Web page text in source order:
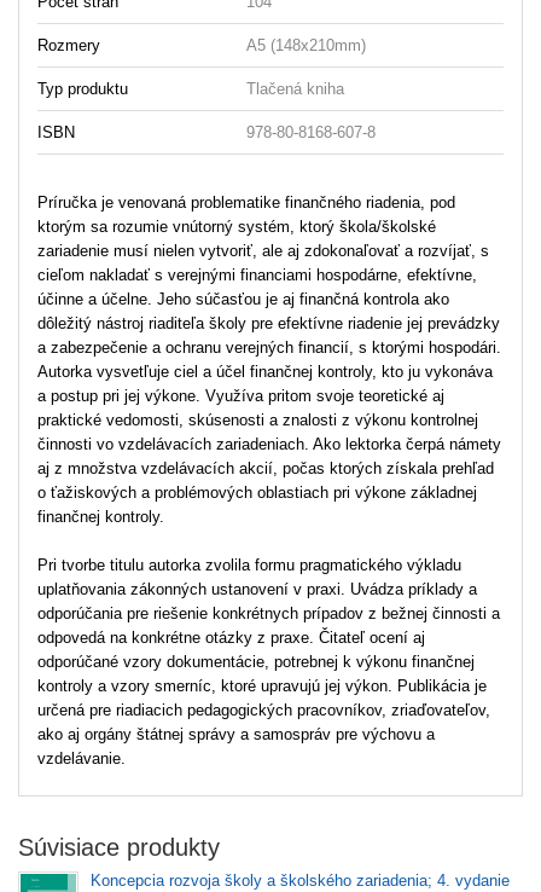
Rozmery A5 (148x210mm)
Typ produktu Tlačená kniha
ISBN 978-80-8168-607-8
Príručka je venovaná problematike finančného riadenia, pod
ktorým sa rozumie vnútorný systém, ktorý škola/školské
zariadenie musí nielen vytvoriť, ale aj zdokonaľovať a rozvíjať, s
cieľom nakladať s verejnými financiami hospodárne, efektívne,
účinne a účelne. Jeho súčasťou je aj finančná kontrola ako
dôležitý nástroj riaditeľa školy pre efektívne riadenie jej prevádzky
a zabezpečenie a ochranu verejných financií, s ktorými hospodári.
Autorka vysvetľuje ciel a účel finančnej kontroly, kto ju vykonáva
a postup pri jej výkone. Využíva pritom svoje teoretické aj
praktické vedomosti, skúsenosti a znalosti z výkonu kontrolnej
činnosti vo vzdelávacích zariadeniach. Ako lektorka čerpá námety
aj z množstva vzdelávacích akcií, počas ktorých získala prehľad
o ťažiskových a problémových oblastiach pri výkone základnej
finančnej kontroly.
Pri tvorbe titulu autorka zvolila formu pragmatického výkladu
uplatňovania zákonných ustanovení v praxi. Uvádza príklady a
odporúčania pre riešenie konkrétnych prípadov z bežnej činnosti a
odpovedá na konkrétne otázky z praxe. Čitateľ ocení aj
odporúčané vzory dokumentácie, potrebnej k výkonu finančnej
kontroly a vzory smerníc, ktoré upravujú jej výkon. Publikácia je
určená pre riadiacich pedagogických pracovníkov, zriaďovateľov,
ako aj orgány štátnej správy a samospráv pre výchovu a
vzdelávanie.
Súvisiace produkty
Koncepcia rozvoja školy a školského zariadenia; 4. vydanie